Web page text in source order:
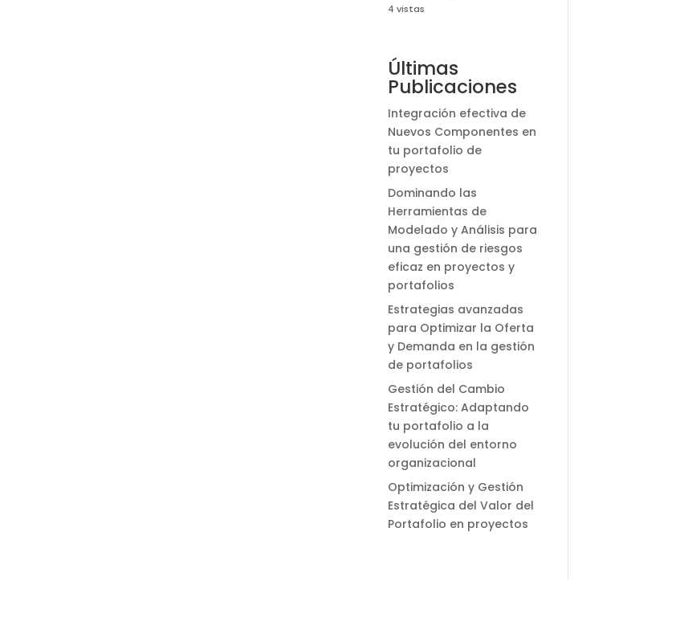
4 vistas
Últimas
Publicaciones
Integración efectiva de
Nuevos Componentes en
tu portafolio de
proyectos
Dominando las
Herramientas de
Modelado y Análisis para
una gestión de riesgos
eficaz en proyectos y
portafolios
Estrategias avanzadas
para Optimizar la Oferta
y Demanda en la gestión
de portafolios
Gestión del Cambio
Estratégico: Adaptando
tu portafolio a la
evolución del entorno
organizacional
Optimización y Gestión
Estratégica del Valor del
Portafolio en proyectos